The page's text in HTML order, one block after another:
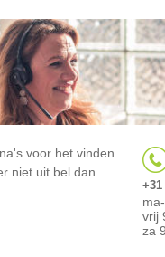
voor het vinden
niet uit bel dan
+31
vrij
za